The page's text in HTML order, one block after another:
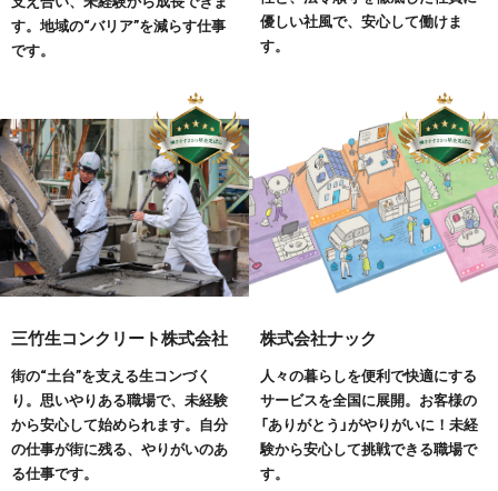
す。地域の“バリア”を減らす仕事
です。
優しい社風で、安心して働けま
す。
三竹生コンクリート株式会社
街の“土台”を支える生コンづく
り。思いやりある職場で、未経験
から安心して始められます。自分
の仕事が街に残る、やりがいのあ
る仕事です。
株式会社ナック
人々の暮らしを便利で快適にする
サービスを全国に展開。お客様の
「ありがとう」がやりがいに！未経
験から安心して挑戦できる職場で
す。